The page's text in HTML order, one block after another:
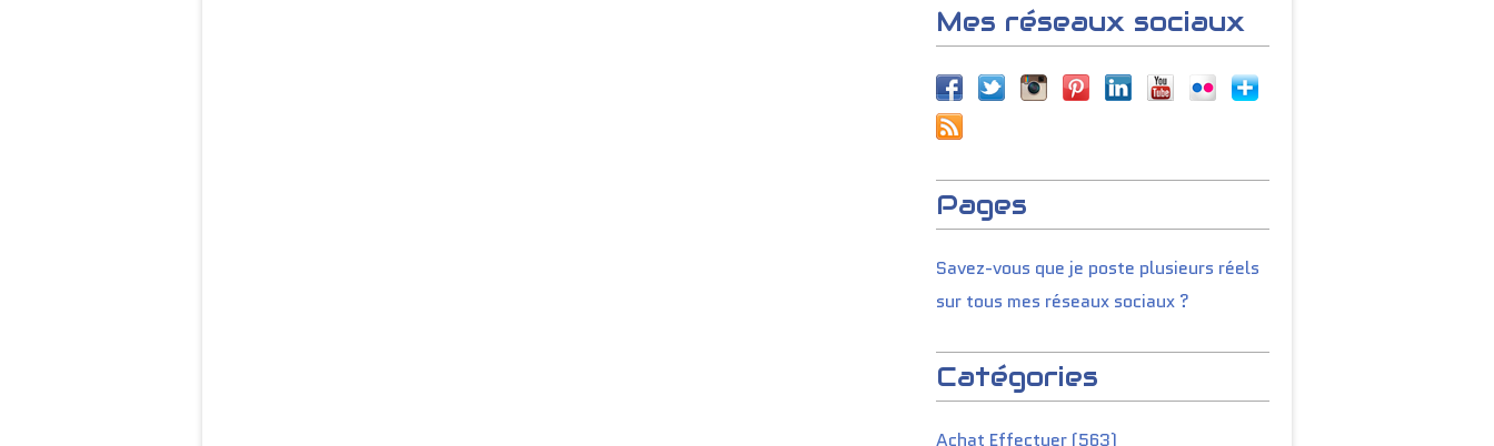
Mes réseaux sociaux
Pages
Savez-vous que je poste plusieurs réels
sur tous mes réseaux sociaux ?
Catégories
Achat Effectuer (563)